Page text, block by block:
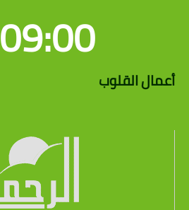
09:00 م
أعمال القلوب